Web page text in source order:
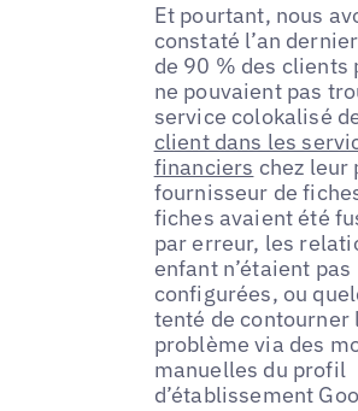
Et pourtant, nous
constaté l’an
de 90 % des clients
ne pouvaient pas
service colokalisé
client dans les
financiers chez leur
fournisseur de
fiches avaient été
par erreur, les
enfant n’étaient pas
configurées, ou
tenté de contourner
problème via des
manuelles du profil
d’établissement